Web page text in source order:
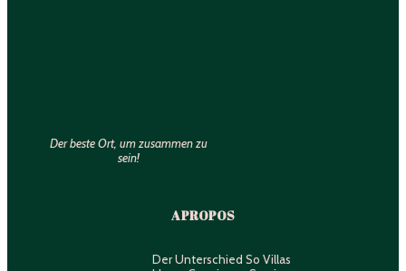
Der beste Ort, um zusammen zu
sein!
A PROPOS
Der Unterschied So Villas